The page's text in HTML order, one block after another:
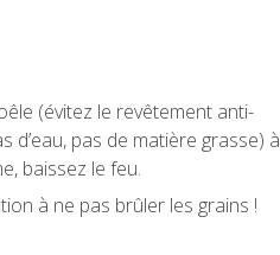
(évitez le revêtement anti-
d’eau, pas de matière grasse) à
baissez le feu.
à ne pas brûler les grains !